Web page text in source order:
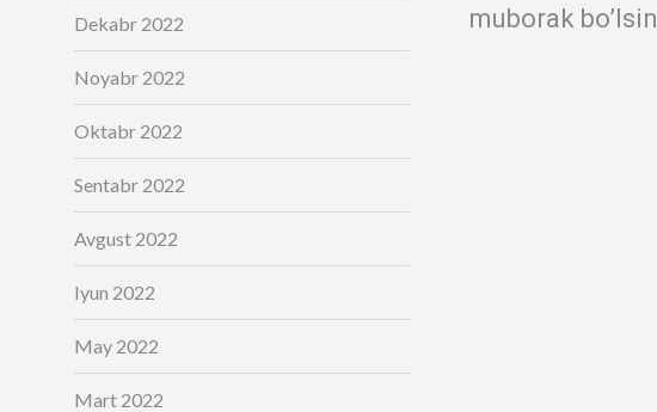
muborak bo’lsin
Dekabr 2022
Noyabr 2022
Oktabr 2022
Sentabr 2022
Avgust 2022
Iyun 2022
May 2022
Mart 2022